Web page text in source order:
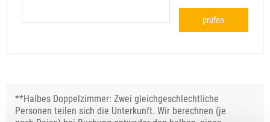
prüfen
**Halbes Doppelzimmer: Zwei gleichgeschlechtliche
Personen teilen sich die Unterkunft. Wir berechnen (je